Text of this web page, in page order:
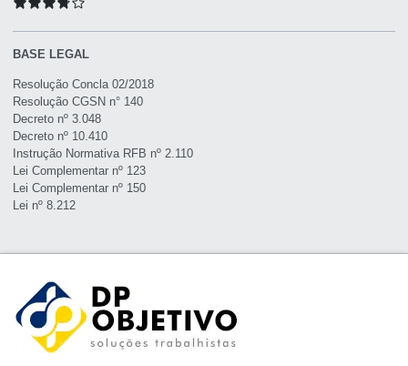
BASE LEGAL
Resolução Concla 02/2018
Resolução CGSN n° 140
Decreto nº 3.048
Decreto nº 10.410
Instrução Normativa RFB nº 2.110
Lei Complementar nº 123
Lei Complementar nº 150
Lei nº 8.212